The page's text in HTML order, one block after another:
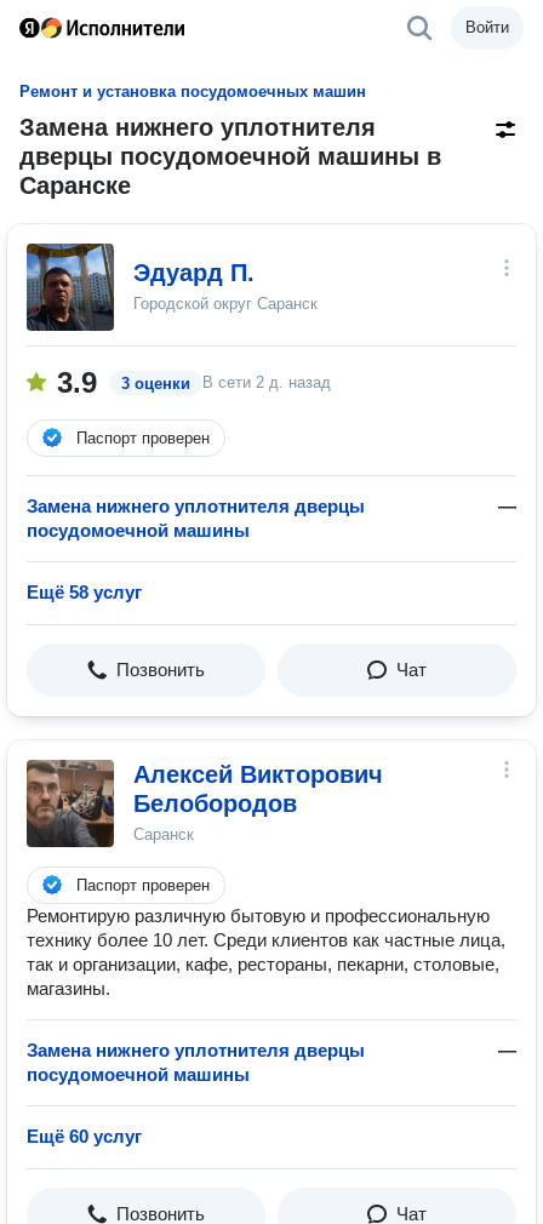
Войти
Ремонт и установка посудомоечных машин
Замена нижнего уплотнителя
дверцы посудомоечной машины в
Саранске
Эдуард П.
Городской округ Саранск
3.9 3 оценки В сети 2 д. назад
Паспорт проверен
Замена нижнего уплотнителя дверцы
посудомоечной машины
—
Ещё 58 услуг
Позвонить Чат
Алексей Викторович
Белобородов
Саранск
Паспорт проверен
Ремонтирую различную бытовую и профессиональную
технику более 10 лет. Среди клиентов как частные лица,
так и организации, кафе, рестораны, пекарни, столовые,
магазины.
Замена нижнего уплотнителя дверцы
посудомоечной машины
—
Ещё 60 услуг
Позвонить Чат